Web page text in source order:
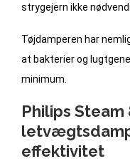
strygejern ikke
Tøjdamperen har
at bakterier og
minimum.
Philips Steam
effektivitet